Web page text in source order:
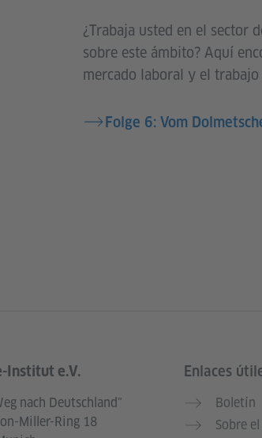
¿Trabaja usted en el sector
sobre este ámbito? Aquí
mercado laboral y el
Folge 6: Vom
Institut e.V.
nach Deutschland"
Miller-Ring 18
Enlaces
Boletín
Sobre